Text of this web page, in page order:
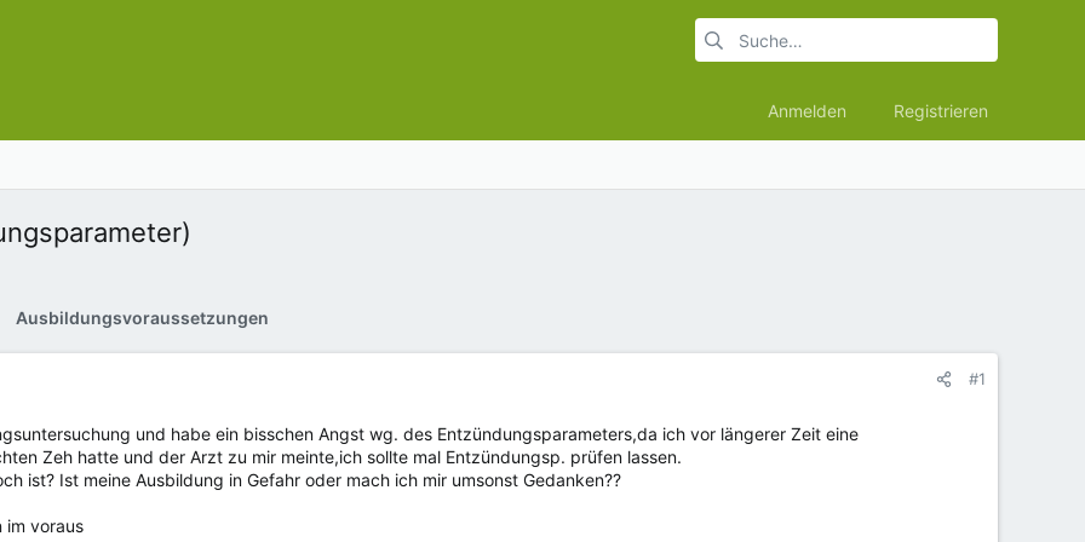
Anmelden Registrieren
Ausbildungsvoraussetzungen
#1
und habe ein bisschen Angst wg. des Entzündungsparameters,da ich vor längerer Zeit eine
Zeh hatte und der Arzt zu mir meinte,ich sollte mal Entzündungsp. prüfen lassen.
ist? Ist meine Ausbildung in Gefahr oder mach ich mir umsonst Gedanken??
im voraus